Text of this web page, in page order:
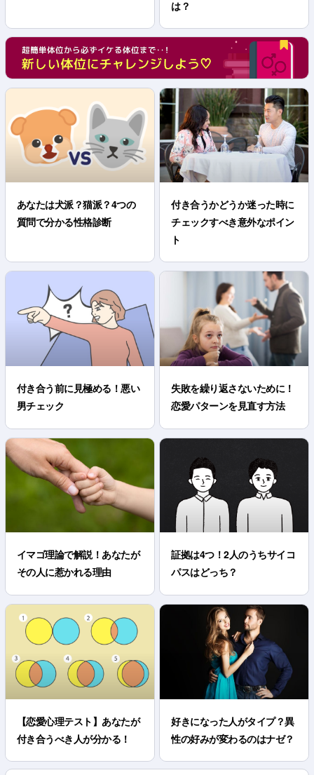
は？
あなたは犬派？猫派？4つの
質問で分かる性格診断
付き合うかどうか迷った時に
チェックすべき意外なポイン
ト
付き合う前に見極める！悪い
男チェック
失敗を繰り返さないために！
恋愛パターンを見直す方法
イマゴ理論で解説！あなたが
その人に惹かれる理由
証拠は4つ！2人のうちサイコ
パスはどっち？
【恋愛心理テスト】あなたが
付き合うべき人が分かる！
好きになった人がタイプ？異
性の好みが変わるのはナゼ？